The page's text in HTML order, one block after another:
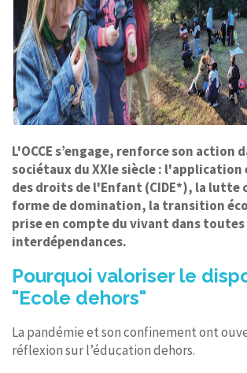
L'OCCE s’engage, renforce son action
sociétaux du XXIe siècle : l'application
des droits de l'Enfant (CIDE*), la
forme de domination, la transition
prise en compte du vivant dans toutes
interdépendances.
Pourquoi valoriser le
"Ecole dehors"
La pandémie et son confinement ont
réflexion sur l’éducation dehors.